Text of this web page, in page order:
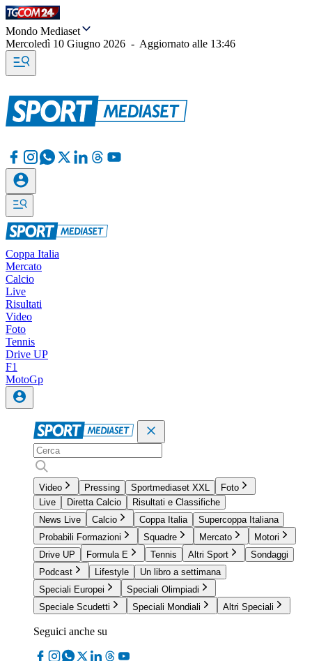
Mondo Mediaset
Mercoledì 10 Giugno 2026 - Aggiornato alle 13:46
Coppa Italia
Mercato
Calcio
Live
Risultati
Video
Foto
Tennis
Drive UP
F1
MotoGp
Video Pressing Sportmediaset XXL
Foto
Live
Diretta Calcio
Risultati e Classifiche
News Live
Calcio Coppa Italia
Supercoppa Italiana
Probabili Formazioni
Squadre Mercato
Motori
Drive UP
Formula E Tennis Altri Sport
Sondaggi
Podcast
Lifestyle
Un libro a settimana
Speciali Europei
Speciali Olimpiadi
Speciale Scudetti
Speciali Mondiali Altri Speciali
Seguici anche su